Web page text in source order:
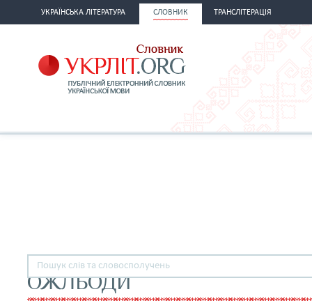
УКРАЇНСЬКА ЛІТЕРАТУРА СЛОВНИК ТРАНСЛІТЕРАЦІЯ
ОЖЛЬОДИ